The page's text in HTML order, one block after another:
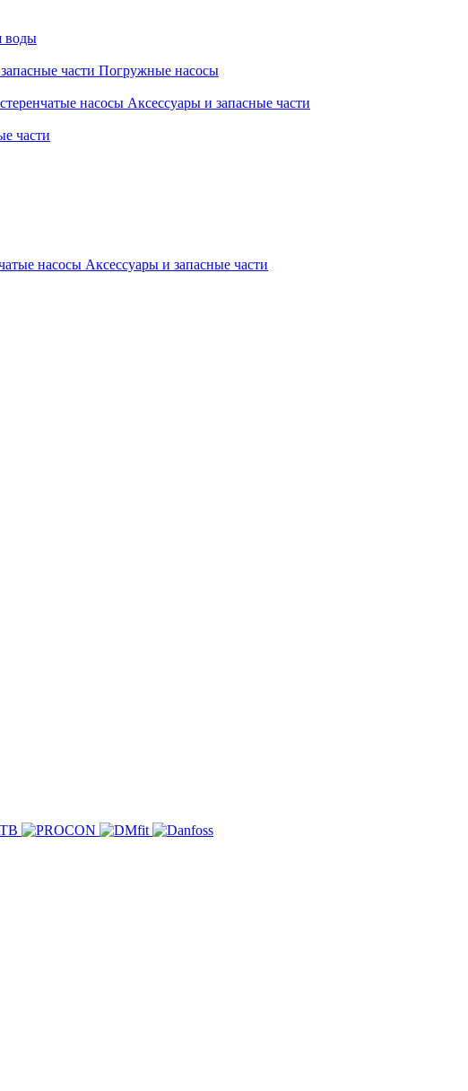
воды
части Погружные насосы
насосы Аксессуары и запасные части
части
насосы Аксессуары и запасные части